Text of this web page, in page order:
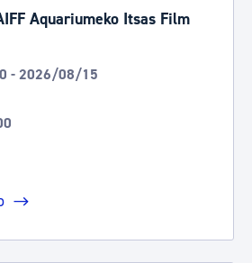
Aquariumeko Itsas Film
- 2026/08/15